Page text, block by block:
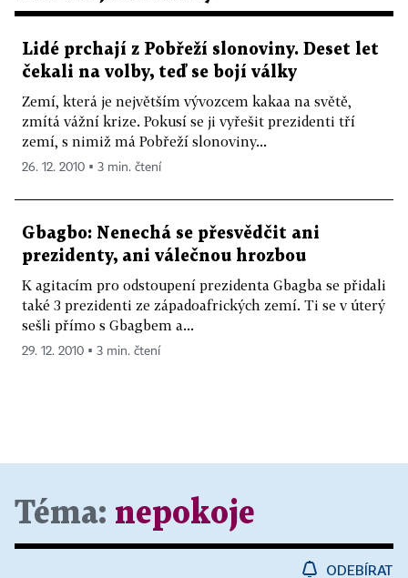
Lidé prchají z Pobřeží slonoviny. Deset let
čekali na volby, teď se bojí války
Zemí, která je největším vývozcem kakaa na světě,
zmítá vážní krize. Pokusí se ji vyřešit prezidenti tří
zemí, s nimiž má Pobřeží slonoviny...
26. 12. 2010 ▪ 3 min. čtení
Gbagbo: Nenechá se přesvědčit ani
prezidenty, ani válečnou hrozbou
K agitacím pro odstoupení prezidenta Gbagba se přidali
také 3 prezidenti ze západoafrických zemí. Ti se v úterý
sešli přímo s Gbagbem a...
29. 12. 2010 ▪ 3 min. čtení
Téma: nepokoje
ODEBÍRAT